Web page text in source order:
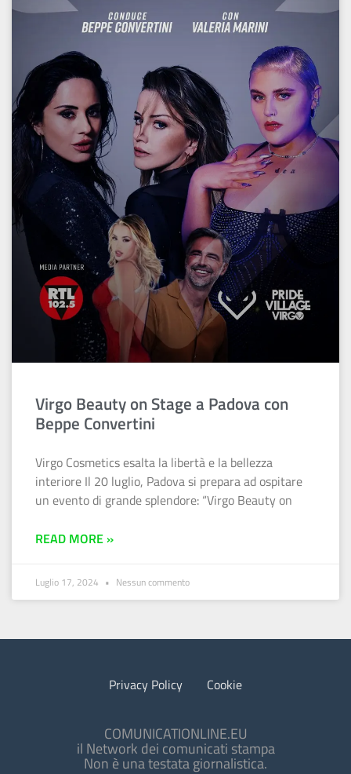
Virgo Beauty on Stage a Padova con
Beppe Convertini
Virgo Cosmetics esalta la libertà e la bellezza
interiore Il 20 luglio, Padova si prepara ad ospitare
un evento di grande splendore: “Virgo Beauty on
READ MORE »
Luglio 17, 2024 Nessun commento
Privacy Policy Cookie
COMUNICATIONLINE.EU
il Network dei comunicati stampa
Non è una testata giornalistica.